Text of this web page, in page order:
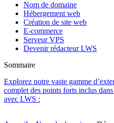
Nom de domaine
Hébergement web
Création de site web
E-commerce
Serveur VPS
Devenir rédacteur LWS
Sommaire
Explorez notre vaste gamme
complet des points forts inclus
avec LWS :